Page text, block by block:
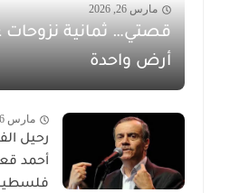
مارس 26, 2026
قصتي… ثمانية نزوحات
أرض واحدة
مارس 26, 2026
رحيل
أحمد